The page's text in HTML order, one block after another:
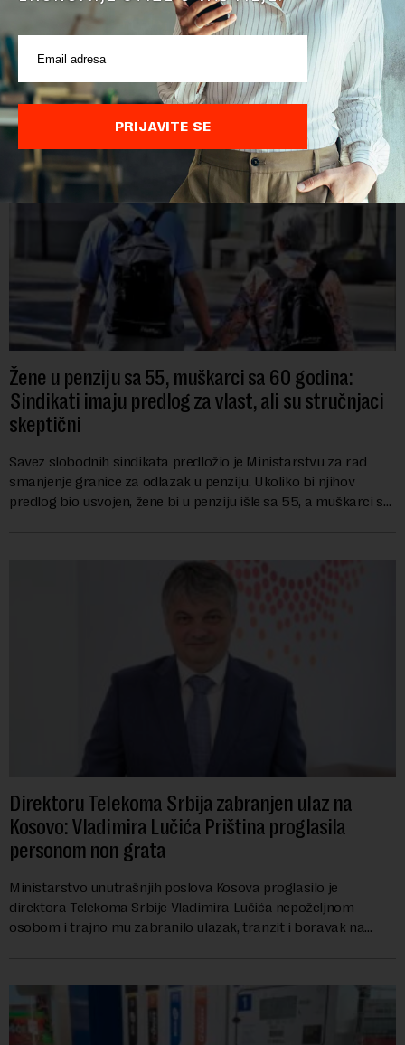
POVEZANI SADRŽAJI
Žene u penziju sa 55, muškarci sa 60 godina:
Sindikati imaju predlog za vlast, ali su stručnjaci
skeptični
Savez slobodnih sindikata predložio je Ministarstvu za rad
smanjenje granice za odlazak u penziju. Ukoliko bi njihov
predlog bio usvojen, žene bi u penziju išle sa 55, a muškarci sa
Direktoru Telekoma Srbija zabranjen ulaz na
Kosovo: Vladimira Lučića Priština proglasila
personom non grata
Ministarstvo unutrašnjih poslova Kosova proglasilo je
direktora Telekoma Srbije Vladimira Lučića nepoželjnom
osobom i trajno mu zabranilo ulazak, tranzit i boravak na
PRIJAVITE SE